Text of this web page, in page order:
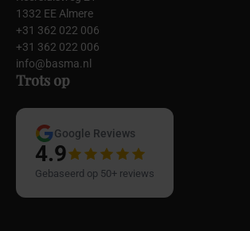
1332 EE Almere
+31 362 022 006
+31 362 022 006
info@basma.nl
Trots op
Google Reviews
4.9
Gebaseerd op 50+ reviews